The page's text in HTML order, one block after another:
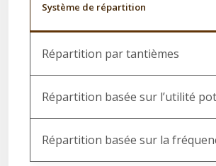
Système de répartition
Répartition par tantièmes
Répartition basée sur l’utilité
Répartition basée sur la